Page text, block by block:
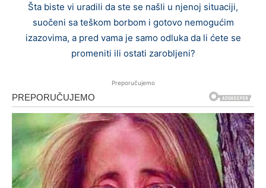
Šta biste vi uradili da ste se našli u njenoj situaciji,
suočeni sa teškom borbom i gotovo nemogućim
izazovima, a pred vama je samo odluka da li ćete se
promeniti ili ostati zarobljeni?
Preporučujemo